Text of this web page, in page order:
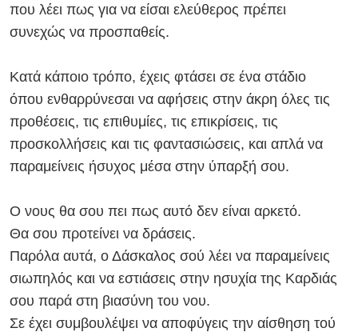
που λέει πως για να είσαι ελεύθερος πρέπει
συνεχώς να προσπαθείς.
Κατά κάποιο τρόπο, έχεις φτάσει σε ένα στάδιο
όπου ενθαρρύνεσαι να αφήσεις στην άκρη όλες τις
προθέσεις, τις επιθυμίες, τις επικρίσεις, τις
προσκολλήσεις και τις φαντασιώσεις, και απλά να
παραμείνεις ήσυχος μέσα στην ύπαρξή σου.
Ο νους θα σου πει πως αυτό δεν είναι αρκετό.
Θα σου προτείνει να δράσεις.
Παρόλα αυτά, ο Δάσκαλος σού λέει να παραμείνεις
σιωπηλός και να εστιάσεις στην ησυχία της Καρδιάς
σου παρά στη βιασύνη του νου.
Σε έχει συμβουλέψει να αποφύγεις την αίσθηση τού